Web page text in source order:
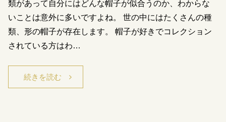
類があって自分にはどんな帽子が似合うのか、わからな
いことは意外に多いですよね。 世の中にはたくさんの種
類、形の帽子が存在します。 帽子が好きでコレクション
されている方はわ…
続きを読む